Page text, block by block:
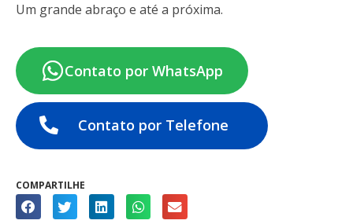
Um grande abraço e até a próxima.
Contato por WhatsApp
Contato por Telefone
COMPARTILHE